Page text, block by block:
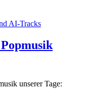
AI-Tracks
unserer Tage: